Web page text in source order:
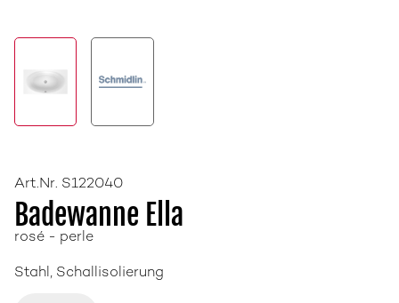
Art.Nr. S122040
Badewanne Ella
rosé - perle
Stahl, Schallisolierung